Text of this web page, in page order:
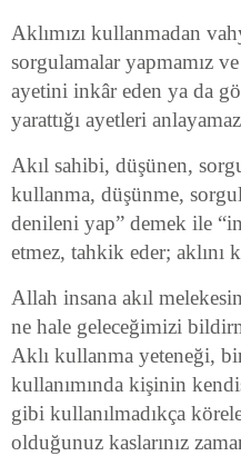
Aklımızı kullanmadan
sorgulamalar yapmamız
ayetini inkâr eden ya da
yarattığı ayetleri
Akıl sahibi, düşünen,
kullanma, düşünme,
denileni yap” demek ile
etmez, tahkik eder; aklını
Allah insana akıl
ne hale geleceğimizi
Aklı kullanma yeteneği,
kullanımında kişinin
gibi kullanılmadıkça
olduğunuz kaslarınız